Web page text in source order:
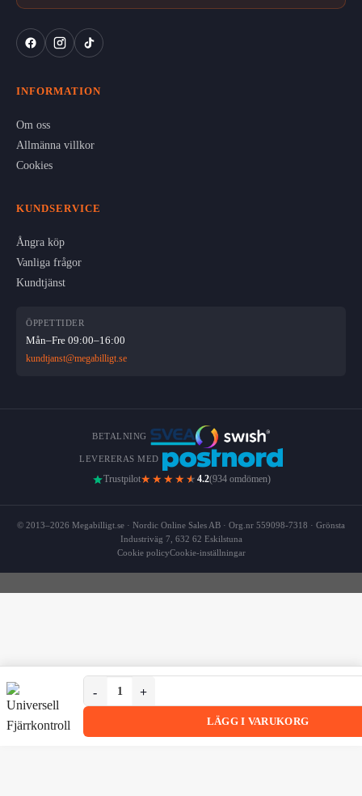
INFORMATION
Om oss
Allmänna villkor
Cookies
KUNDSERVICE
Ångra köp
Vanliga frågor
Kundtjänst
ÖPPETTIDER
Mån–Fre 09:00–16:00
kundtjanst@megabilligt.se
BETALNING
LEVERERAS MED
Trustpilot★★★★ ★ 4.2(934 omdömen)
© 2013–2026 Megabilligt.se · Nordic Online Sales AB · Org.nr 559098-7318 · Grönsta
Industriväg 7, 632 62 Eskilstuna
Cookie policyCookie-inställningar
Universell Fjärrkontroll för Port och Grind 433,92 MHz 4-
Universell Fjärrkontroll för Port och Grind 433,92
LÄGG I VARUKORG